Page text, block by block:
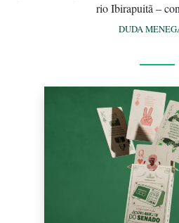
rio Ibirapuitã –
DUDA